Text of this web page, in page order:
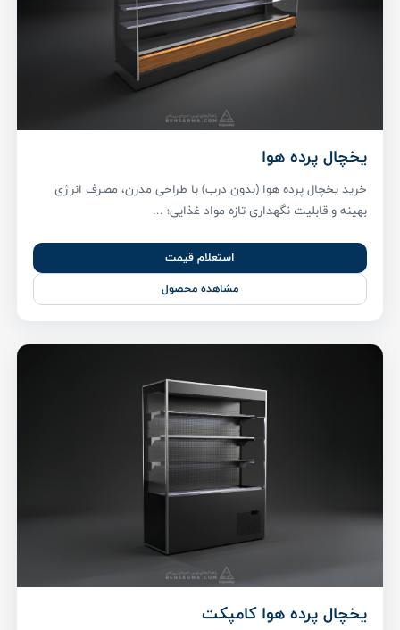
یخچال پرده هوا
خرید یخچال پرده هوا (بدون درب) با طراحی مدرن، مصرف انرژی
بهینه و قابلیت نگهداری تازه مواد غذایی؛ ...
استعلام قیمت
مشاهده محصول
یخچال پرده هوا کامپکت